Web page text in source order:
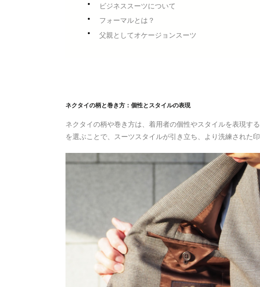
ビジネススーツについて
フォーマルとは？
父親としてオケージョンスーツ
ネクタイの柄と巻き方：個性とスタイルの表現
ネクタイの柄や巻き方は、着用者の個性やスタイルを表現す
を選ぶことで、スーツスタイルが引き立ち、より洗練された